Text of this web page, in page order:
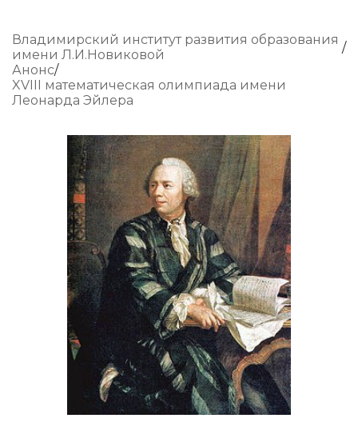
Владимирский институт развития образования
имени Л.И.Новиковой
Анонс
XVIII математическая олимпиада имени
Леонарда Эйлера